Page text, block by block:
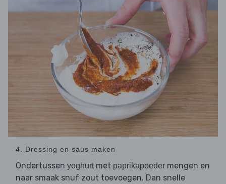
4. Dressing en saus maken
Ondertussen yoghurt met paprikapoeder mengen en
naar smaak snuf zout toevoegen. Dan snelle